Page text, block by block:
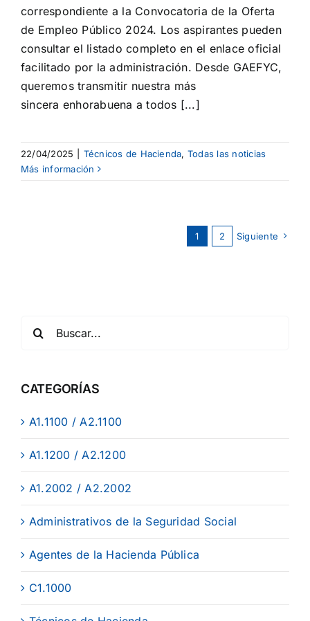
correspondiente a la Convocatoria de la Oferta
de Empleo Público 2024. Los aspirantes pueden
consultar el listado completo en el enlace oficial
facilitado por la administración. Desde GAEFYC,
queremos transmitir nuestra más
sincera enhorabuena a todos [...]
22/04/2025 Técnicos de Hacienda, Todas las noticias
Más información
1 2 Siguiente
CATEGORÍAS
A1.1100 / A2.1100
A1.1200 / A2.1200
A1.2002 / A2.2002
Administrativos de la Seguridad Social
Agentes de la Hacienda Pública
C1.1000